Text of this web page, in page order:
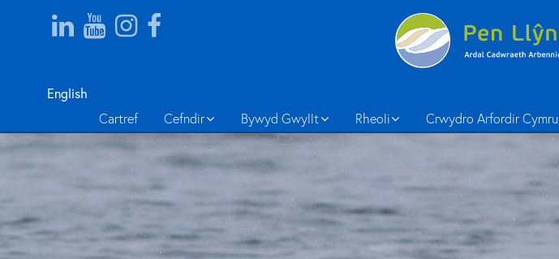
English
Cartref Cefndir Bywyd Gwyllt Rheoli Crwydro Arfordir Cymru